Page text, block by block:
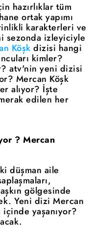
hazırlıklar tüm
ortak yapımı
karakterleri ve
sezonda izleyiciyle
Köşk dizisi hangi
kimler?
atv'nin yeni dizisi
Mercan Köşk
alıyor? İşte
edilen her
? Mercan
düşman aile
gölgesinde
Yeni dizi Mercan
yaşanıyor?